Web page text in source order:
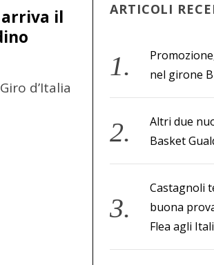
arriva il
d’Italia
ARTICOLI
nel girone
Altri due
Basket
Castagnoli
buona
Flea agli